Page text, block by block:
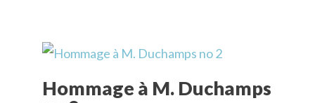
Hommage à M. Duchamps